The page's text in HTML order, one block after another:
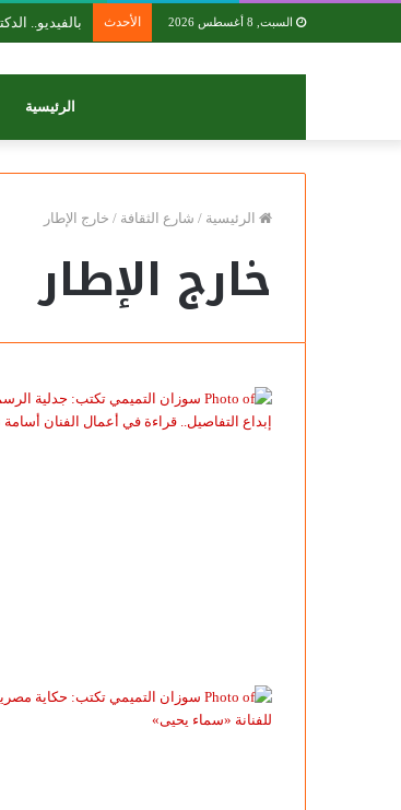
السبت, 8 أغسطس 2026 الأحدث بالفيديو.. ‎الدكتور ناصر رضوان خالد ومقترح الاشراف الهندسي الفعلي على المباني
الرئيسية
الرئيسية / شارع الثقافة / خارج الإطار
خارج الإطار